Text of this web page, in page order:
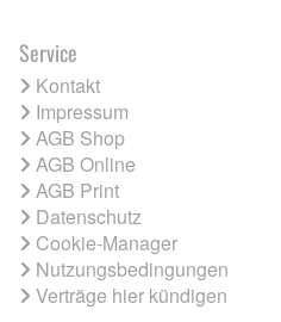
Service
Kontakt
Impressum
AGB Shop
AGB Online
AGB Print
Datenschutz
Cookie-Manager
Nutzungsbedingungen
Verträge hier kündigen